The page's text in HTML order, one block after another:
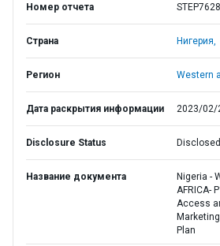
Номер отчета
Страна Нигерия,
Регион Western
Дата раскрытия информации 2023/02/
Disclosure Status Disclosed
Название документа
Nigeria -
AFRICA-
Access
Plan